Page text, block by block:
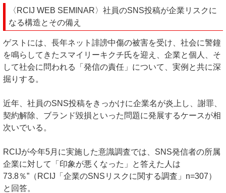
〈RCIJ WEB SEMINAR〉社員のSNS投稿が企業リスクに
なる構造とその備え
ゲストには、長年ネット誹謗中傷の被害を受け、社会に警鐘
を鳴らしてきたスマイリーキクチ氏を迎え、企業と個人、そ
して社会に問われる「発信の責任」について、実例と共に深
掘りする。
近年、社員のSNS投稿をきっかけに企業名が炎上し、謝罪、
契約解除、ブランド毀損といった問題に発展するケースが相
次いでいる。
RCIJが今年5月に実施した意識調査では、SNS発信者の所属
企業に対して「印象が悪くなった」と答えた人は
73.8％”（RCIJ「企業のSNSリスクに関する調査」n=307）
と回答。